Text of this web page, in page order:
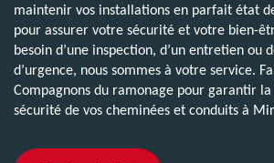
maintenir vos installations en parfait état
pour assurer votre sécurité et votre bien-
besoin d’une inspection, d’un entretien ou
d’urgence, nous sommes à votre service.
Compagnons du ramonage pour garantir
sécurité de vos cheminées et conduits à